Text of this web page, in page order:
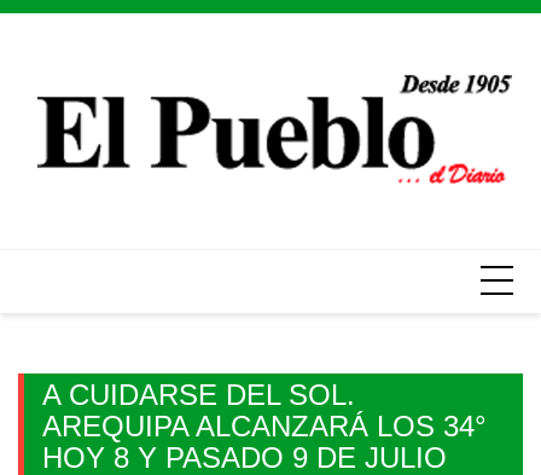
Skip
A CUIDARSE DEL SOL.
AREQUIPA ALCANZARÁ LOS 34°
HOY 8 Y PASADO 9 DE JULIO